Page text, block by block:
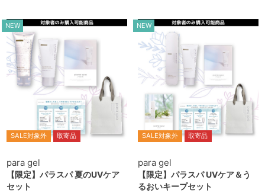
NEW
SALE対象外 取寄品
para gel
【限定】パラスパ 夏のUVケア
セット
NEW
SALE対象外 取寄品
para gel
【限定】パラスパ UVケア＆う
るおいキープセット